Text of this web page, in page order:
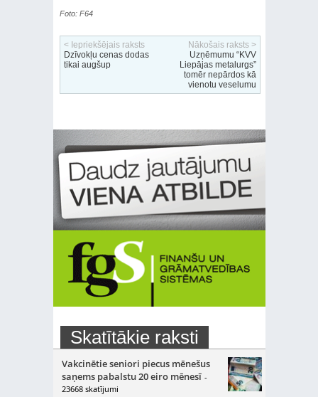
Foto: F64
< Iepriekšējais raksts
Dzīvokļu cenas dodas
tikai augšup
Nākošais raksts >
Uzņēmumu “KVV
Liepājas metalurgs”
tomēr nepārdos kā
vienotu veselumu
Skatītākie raksti
Vakcinētie seniori piecus mēnešus
saņems pabalstu 20 eiro mēnesī -
23668 skatījumi